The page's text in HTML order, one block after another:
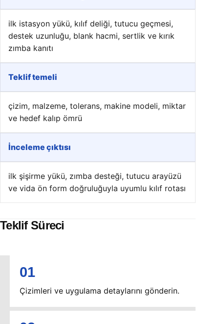
ilk istasyon yükü, kılıf deliği, tutucu geçmesi,
destek uzunluğu, blank hacmi, sertlik ve kırık
zımba kanıtı
Teklif temeli
çizim, malzeme, tolerans, makine modeli, miktar
ve hedef kalıp ömrü
İnceleme çıktısı
ilk şişirme yükü, zımba desteği, tutucu arayüzü
ve vida ön form doğruluğuyla uyumlu kılıf rotası
Teklif Süreci
Çizimleri ve uygulama detaylarını gönderin.